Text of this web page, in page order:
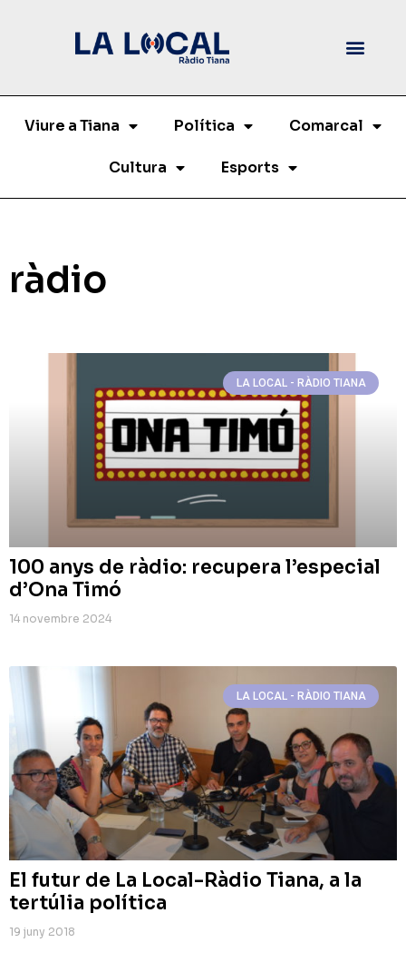
Viure a Tiana Política Comarcal
Cultura Esports
ràdio
LA LOCAL - RÀDIO TIANA
100 anys de ràdio: recupera l’especial
d’Ona Timó
14 novembre 2024
LA LOCAL - RÀDIO TIANA
El futur de La Local-Ràdio Tiana, a la
tertúlia política
19 juny 2018